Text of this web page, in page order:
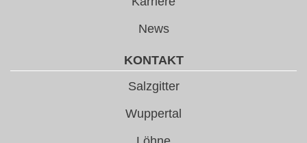
News
KONTAKT
Salzgitter
Wuppertal